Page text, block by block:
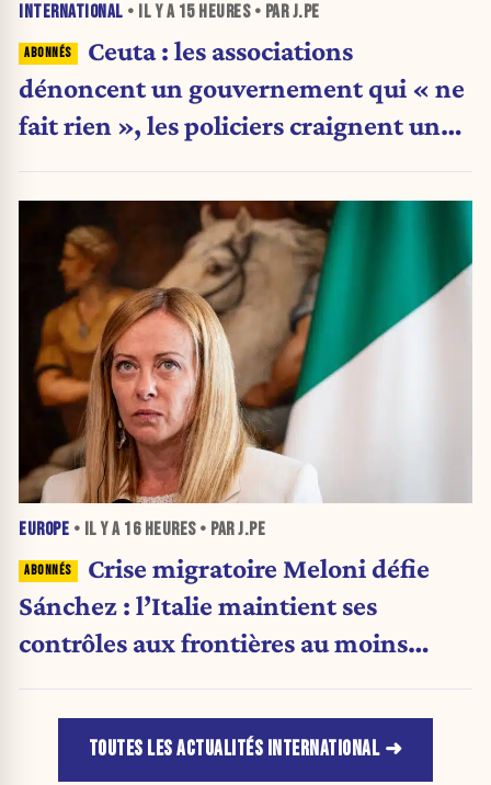
INTERNATIONAL • IL Y A 15 HEURES• PAR J.PE
Ceuta : les associations
dénoncent un gouvernement qui « ne
fait rien », les policiers craignent une
EUROPE • IL Y A 16 HEURES• PAR J.PE
Crise migratoire Meloni défie
Sánchez : l’Italie maintient ses
contrôles aux frontières au moins
TOUTES LES ACTUALITÉS INTERNATIONAL